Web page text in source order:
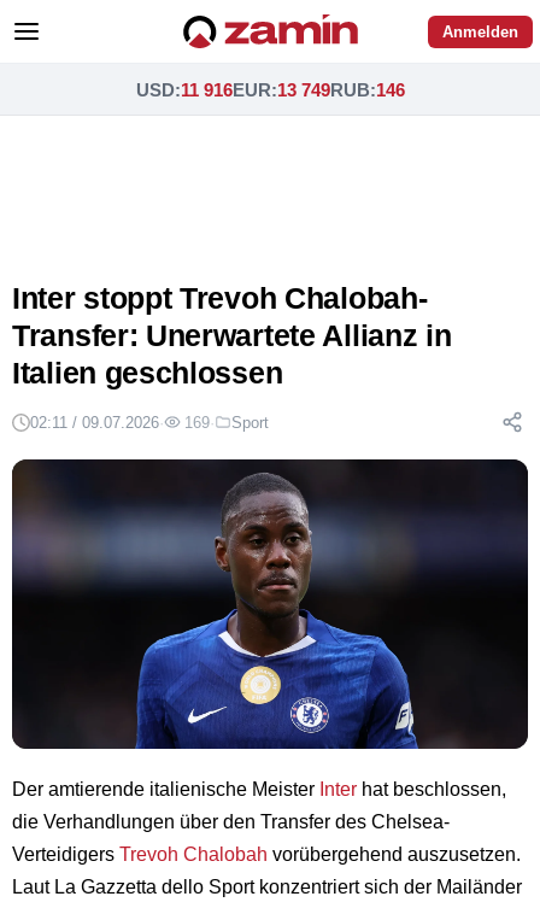
Anmelden
USD:11 916EUR:13 749RUB:146
Inter stoppt Trevoh Chalobah-
Transfer: Unerwartete Allianz in
Italien geschlossen
02:11 / 09.07.2026· 169· Sport
Der amtierende italienische Meister Inter hat beschlossen,
die Verhandlungen über den Transfer des Chelsea-
Verteidigers Trevoh Chalobah vorübergehend auszusetzen.
Laut La Gazzetta dello Sport konzentriert sich der Mailänder